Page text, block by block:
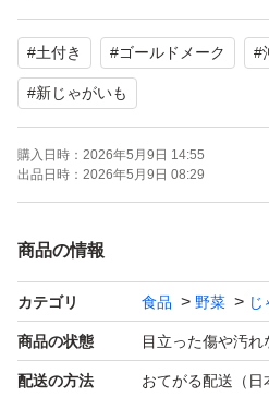
明るい場所に置いていると、
暗い場所で保管して下さい！！
リサイクル包装資材でお届け致
箱込み5kg
#土付き #ゴールドメーク #
#新じゃがいも
購入日時： 2026年5月9日 14:55
出品日時： 2026年5月9日 08:29
商品の情報
カテゴリ 食品 野菜 じ
商品の状態 目立った傷や汚れ
配送の方法 おてがる配送（日